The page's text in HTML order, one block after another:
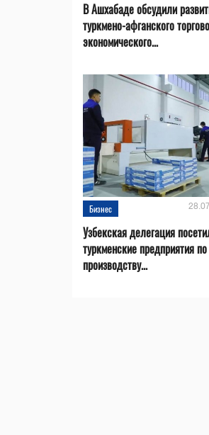
В Ашхабаде обсудили
туркмено-афганского
экономического...
Бизнес
Узбекская делегация
туркменские предприятия по
производству...